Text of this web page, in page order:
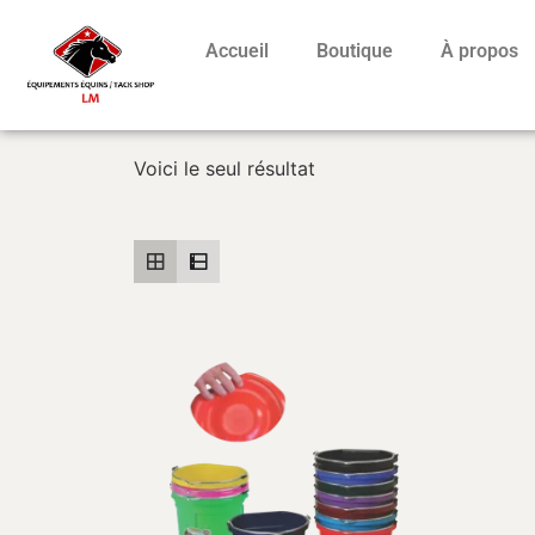
Accueil Boutique À propos
Voici le seul résultat